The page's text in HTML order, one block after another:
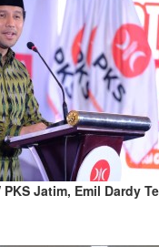
PKS Jatim, Emil Dardy